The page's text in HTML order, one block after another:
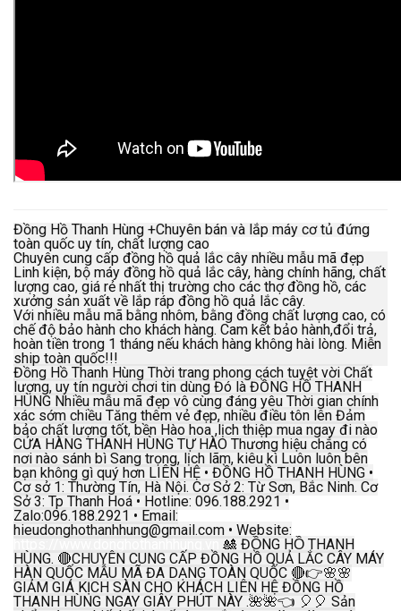
Đồng Hồ Thanh Hùng +Chuyên bán và lắp máy cơ tủ đứng
toàn quốc uy tín, chất lượng cao
Chuyên cung cấp đồng hồ quả lắc cây nhiều mẫu mã đẹp
Linh kiện, bộ máy đồng hồ quả lắc cây, hàng chính hãng, chất
lượng cao, giá rẻ nhất thị trường cho các thợ đồng hồ, các
xưởng sản xuất về lắp ráp đồng hồ quả lắc cây.
Với nhiều mẫu mã bằng nhôm, bằng đồng chất lượng cao, có
chế độ bảo hành cho khách hàng. Cam kết bảo hành,đổi trả,
hoàn tiền trong 1 tháng nếu khách hàng không hài lòng. Miễn
ship toàn quốc!!!
Đồng Hồ Thanh Hùng Thời trang phong cách tuyệt vời Chất
lượng, uy tín người chơi tin dùng Đó là ĐỒNG HỒ THANH
HÙNG Nhiều mẫu mã đẹp vô cùng đáng yêu Thời gian chính
xác sớm chiều Tăng thêm vẻ đẹp, nhiều điều tôn lên Đảm
bảo chất lượng tốt, bền Hào hoa ,lịch thiệp mua ngay đi nào
CỬA HÀNG THANH HÙNG TỰ HÀO Thương hiệu chẳng có
nơi nào sánh bì Sang trọng, lịch lãm, kiêu kì Luôn luôn bên
bạn không gì quý hơn LIÊN HỆ • ĐỒNG HỒ THANH HÙNG •
Cơ sở 1: Thường Tín, Hà Nội. Cơ Sở 2: Từ Sơn, Bắc Ninh. Cơ
Sở 3: Tp Thanh Hoá • Hotline: 096.188.2921 •
Zalo:096.188.2921 • Email:
hieudonghothanhhung@gmail.com • Website:
🎎 ĐỒNG HỒ THANH
HÙNG. 🔴CHUYÊN CUNG CẤP ĐỒNG HỒ QUẢ LẮC CÂY MÁY
HÀN QUỐC MẪU MÃ ĐA DẠNG TOÀN QUỐC 🔴👉🌸🌸
GIẢM GIÁ KỊCH SÀN CHO KHÁCH LIÊN HỆ ĐỒNG HỒ
THANH HÙNG NGAY GIÂY PHÚT NÀY .🌺🌺👈 🎈🎈 Sản